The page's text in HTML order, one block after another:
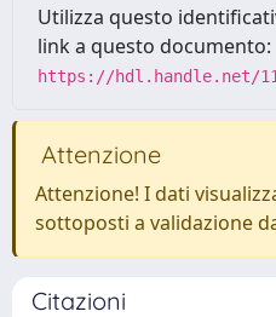
Utilizza questo
link a questo documento:
https://hdl.handle.net/
Attenzione
Attenzione! I dati
sottoposti a validazione
Citazioni